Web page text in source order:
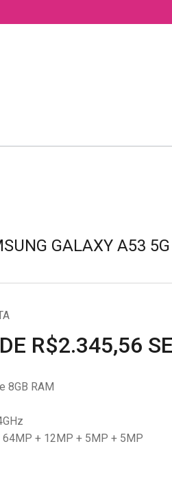
GALAXY A53
R$2.345,56
8GB RAM
64MP + 12MP + 5MP + 5MP